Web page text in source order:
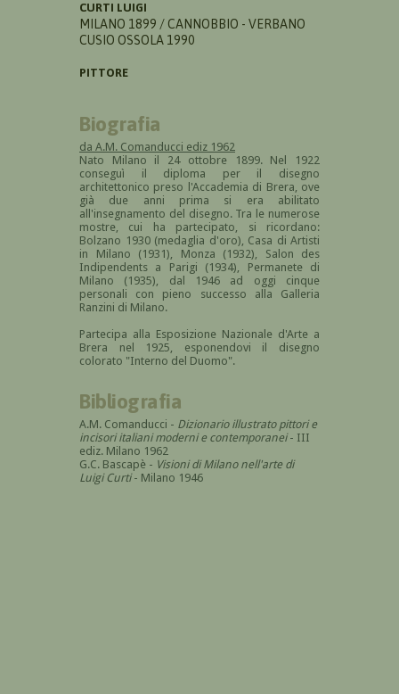
CURTI LUIGI
MILANO 1899 / CANNOBBIO - VERBANO
CUSIO OSSOLA 1990
PITTORE
Biografia
da A.M. Comanducci ediz 1962
Nato Milano il 24 ottobre 1899. Nel 1922
conseguì il diploma per il disegno
architettonico preso l'Accademia di Brera, ove
già due anni prima si era abilitato
all'insegnamento del disegno. Tra le numerose
mostre, cui ha partecipato, si ricordano:
Bolzano 1930 (medaglia d'oro), Casa di Artisti
in Milano (1931), Monza (1932), Salon des
Indipendents a Parigi (1934), Permanete di
Milano (1935), dal 1946 ad oggi cinque
personali con pieno successo alla Galleria
Ranzini di Milano.
Partecipa alla Esposizione Nazionale d'Arte a
Brera nel 1925, esponendovi il disegno
colorato "Interno del Duomo".
Bibliografia
A.M. Comanducci - Dizionario illustrato pittori e
incisori italiani moderni e contemporanei- III
ediz. Milano 1962
G.C. Bascapè - Visioni di Milano nell'arte di
Luigi Curti- Milano 1946